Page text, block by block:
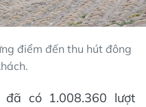
điểm đến thu hút đông
có 1.008.360 lượt